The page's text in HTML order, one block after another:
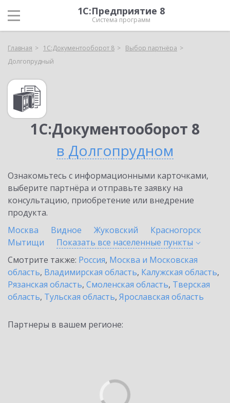
1С:Предприятие 8
Система программ
Главная 1С:Документооборот 8
Выбор партнёра
Долгопрудный
1С:Документооборот 8
в Долгопрудном
Ознакомьтесь с информационными карточками,
выберите партнёра и отправьте заявку на
консультацию, приобретение или внедрение
продукта.
Москва
Видное Жуковский
Красногорск
Мытищи
Показать все населенные пункты
Смотрите также: Россия, Москва и Московская
область, Владимирская область, Калужская область,
Рязанская область, Смоленская область, Тверская
область, Тульская область, Ярославская область
Партнеры в вашем регионе: